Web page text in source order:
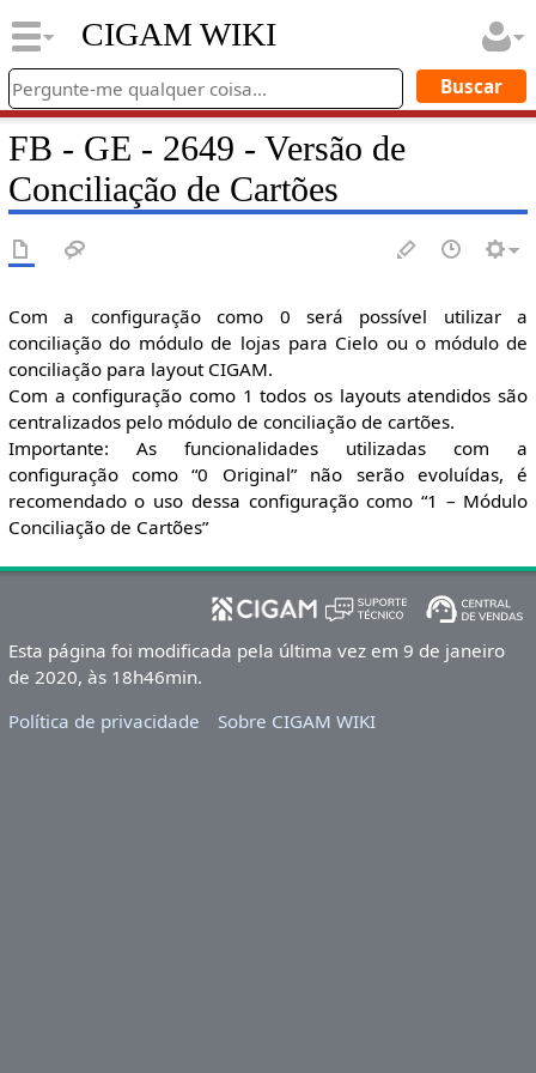
CIGAM WIKI
FB - GE - 2649 - Versão de
Conciliação de Cartões
Com a configuração como 0 será possível utilizar a
conciliação do módulo de lojas para Cielo ou o módulo de
conciliação para layout CIGAM.
Com a configuração como 1 todos os layouts atendidos são
centralizados pelo módulo de conciliação de cartões.
Importante: As funcionalidades utilizadas com a
configuração como “0 Original” não serão evoluídas, é
recomendado o uso dessa configuração como “1 – Módulo
Conciliação de Cartões”
Esta página foi modificada pela última vez em 9 de janeiro
de 2020, às 18h46min.
Política de privacidade
Sobre CIGAM WIKI